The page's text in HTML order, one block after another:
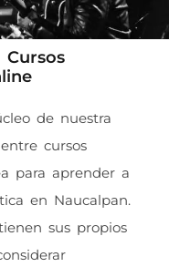
de nuestra
cursos
para aprender a
en Naucalpan.
sus propios